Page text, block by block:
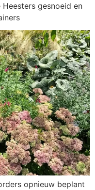
gesnoeid en
opnieuw beplant